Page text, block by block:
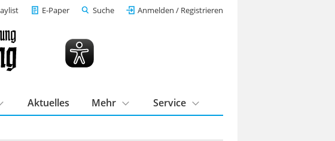
E-Paper Suche Anmelden / Registrieren
Aktuelles Mehr Service